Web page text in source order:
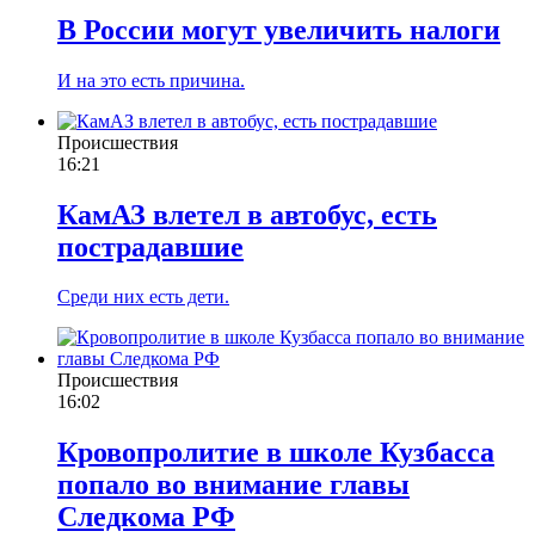
В России могут увеличить налоги
И на это есть причина.
Происшествия
16:21
КамАЗ влетел в автобус, есть
пострадавшие
Среди них есть дети.
Происшествия
16:02
Кровопролитие в школе Кузбасса
попало во внимание главы
Следкома РФ